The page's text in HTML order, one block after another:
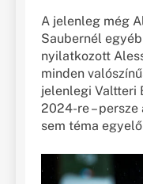
A jelenleg még
Saubernél
nyilatkozott
minden
jelenlegi Valtteri
2024-re –
sem téma